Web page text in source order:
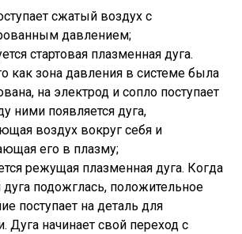
сжатый воздух с
давлением;
стартовая плазменная дуга.
как зона давления в системе была
на электрод и сопло поступает
ними появляется дуга,
воздух вокруг себя и
его в плазму;
режущая плазменная дуга. Когда
дуга подожглась, положительное
поступает на деталь для
Дуга начинает свой переход с